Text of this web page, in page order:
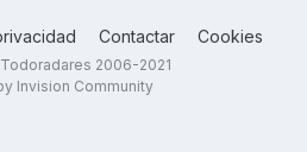
Contactar Cookies
2006-2021
Invision Community